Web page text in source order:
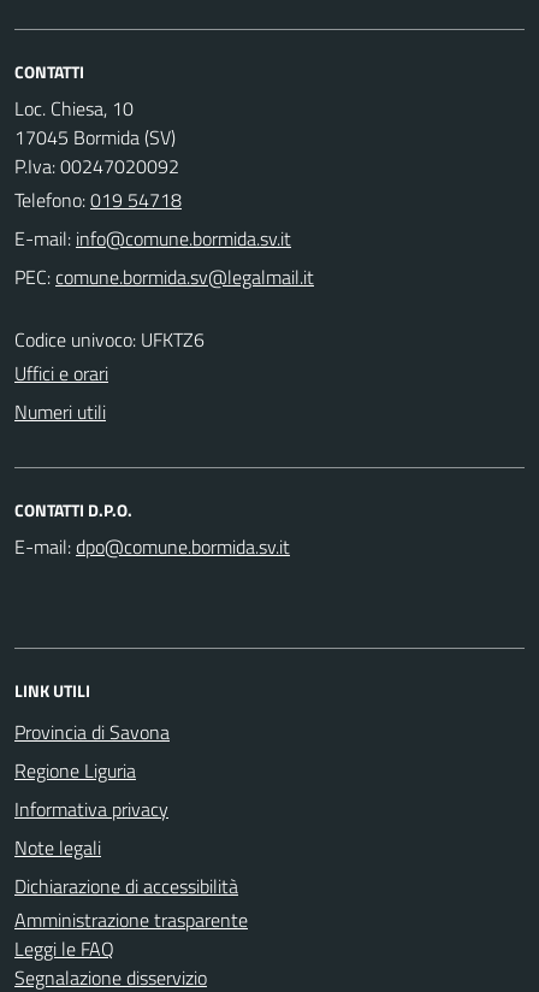
CONTATTI
Loc. Chiesa, 10
17045 Bormida (SV)
P.Iva: 00247020092
Telefono:019 54718
E-mail:
PEC:
Codice univoco: UFKTZ6
Uffici e orari
Numeri utili
CONTATTI D.P.O.
E-mail:
LINK UTILI
Provincia di Savona
Regione Liguria
Informativa privacy
Note legali
Dichiarazione di accessibilità
Amministrazione trasparente
Leggi le FAQ
Segnalazione disservizio